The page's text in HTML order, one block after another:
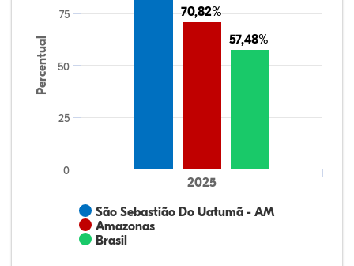
Percentual
70,82%
70,82%
57,48%
57,48%
São Sebastião Do Uatumã - AM
Amazonas
Brasil
2025
0
25
50
75